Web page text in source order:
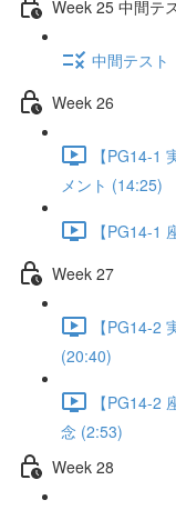
Week 25 中間テ
中間テスト
Week 26
【PG14-1
メント (14:25)
【PG14-1
Week 27
【PG14-2
(20:40)
【PG14-2
念 (2:53)
Week 28